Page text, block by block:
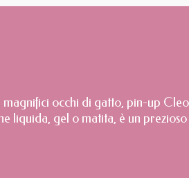
occhi di gatto, pin-up
liquida, gel o matita, è un